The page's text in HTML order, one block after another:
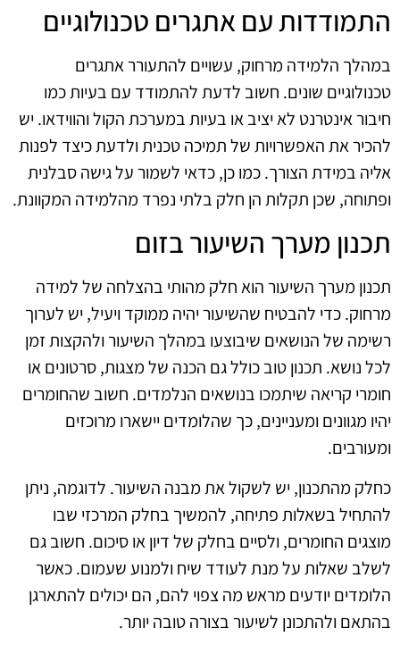
התמודדות עם אתגרים טכנולוגיים
במהלך הלמידה מרחוק, עשויים להתעורר אתגרים
טכנולוגיים שונים. חשוב לדעת להתמודד עם בעיות כמו
חיבור אינטרנט לא יציב או בעיות במערכת הקול והווידאו. יש
להכיר את האפשרויות של תמיכה טכנית ולדעת כיצד לפנות
אליה במידת הצורך. כמו כן, כדאי לשמור על גישה סבלנית
ופתוחה, שכן תקלות הן חלק בלתי נפרד מהלמידה המקוונת.
תכנון מערך השיעור בזום
תכנון מערך השיעור הוא חלק מהותי בהצלחה של למידה
מרחוק. כדי להבטיח שהשיעור יהיה ממוקד ויעיל, יש לערוך
רשימה של הנושאים שיבוצעו במהלך השיעור ולהקצות זמן
לכל נושא. תכנון טוב כולל גם הכנה של מצגות, סרטונים או
חומרי קריאה שיתמכו בנושאים הנלמדים. חשוב שהחומרים
יהיו מגוונים ומעניינים, כך שהלומדים יישארו מרוכזים
ומעורבים.
כחלק מהתכנון, יש לשקול את מבנה השיעור. לדוגמה, ניתן
להתחיל בשאלות פתיחה, להמשיך בחלק המרכזי שבו
מוצגים החומרים, ולסיים בחלק של דיון או סיכום. חשוב גם
לשלב שאלות על מנת לעודד שיח ולמנוע שעמום. כאשר
הלומדים יודעים מראש מה צפוי להם, הם יכולים להתארגן
בהתאם ולהתכונן לשיעור בצורה טובה יותר.